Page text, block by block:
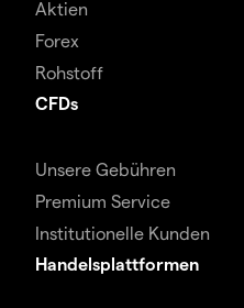
Aktien
Forex
Rohstoff
CFDs
Unsere Gebühren
Premium Service
Institutionelle Kunden
Handelsplattformen